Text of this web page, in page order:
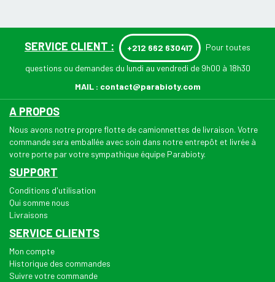
SERVICE CLIENT : +212 662 630417 Pour toutes
questions ou demandes du lundi au vendredi de 9h00 à 18h30
MAIL : contact@parabioty.com
A PROPOS
Nous avons notre propre flotte de camionnettes de livraison. Votre
commande sera emballée avec soin dans notre entrepôt et livrée à
votre porte par votre sympathique équipe Parabioty.
SUPPORT
Conditions d'utilisation
Qui somme nous
Livraisons
SERVICE CLIENTS
Mon compte
Historique des commandes
Suivre votre commande